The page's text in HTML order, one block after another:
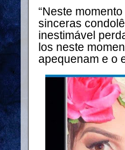
“Neste
sinceras
inestimável
los neste
apequenam e o